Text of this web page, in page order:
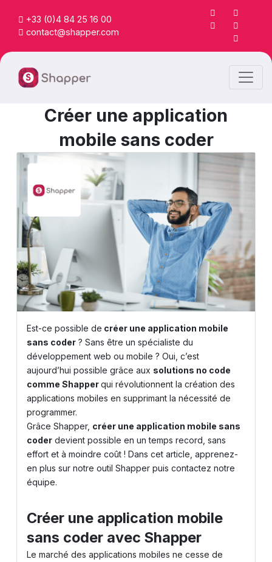
+33 (0)4 84 25 16 00
contact@shapper.com
Créer une application
mobile sans coder
Est-ce possible de créer une application mobile
sans coder ? Sans être un spécialiste du
développement web ou mobile ? Oui, c’est
aujourd’hui possible grâce aux solutions no code
comme Shapperqui révolutionnent la création des
applications mobiles en supprimant la nécessité de
programmer.
Grâce Shapper, créer une application mobile sans
coder devient possible en un temps record, sans
effort et à moindre coût ! Dans cet article, apprenez-
en plus sur notre outil Shapper puis contactez notre
équipe.
Créer une application mobile
sans coder avec Shapper
Le marché des applications mobiles ne cesse de